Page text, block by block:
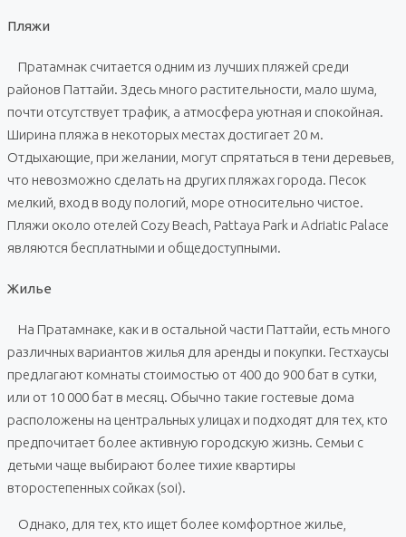
Пляжи
Пратамнак считается одним из лучших пляжей среди
районов Паттайи. Здесь много растительности, мало шума,
почти отсутствует трафик, а атмосфера уютная и спокойная.
Ширина пляжа в некоторых местах достигает 20 м.
Отдыхающие, при желании, могут спрятаться в тени деревьев,
что невозможно сделать на других пляжах города. Песок
мелкий, вход в воду пологий, море относительно чистое.
Пляжи около отелей Cozy Beach, Pattaya Park и Adriatic Palace
являются бесплатными и общедоступными.
Жилье
На Пратамнаке, как и в остальной части Паттайи, есть много
различных вариантов жилья для аренды и покупки. Гестхаусы
предлагают комнаты стоимостью от 400 до 900 бат в сутки,
или от 10 000 бат в месяц. Обычно такие гостевые дома
расположены на центральных улицах и подходят для тех, кто
предпочитает более активную городскую жизнь. Семьи с
детьми чаще выбирают более тихие квартиры
второстепенных сойках (soi).
Однако, для тех, кто ищет более комфортное жилье,